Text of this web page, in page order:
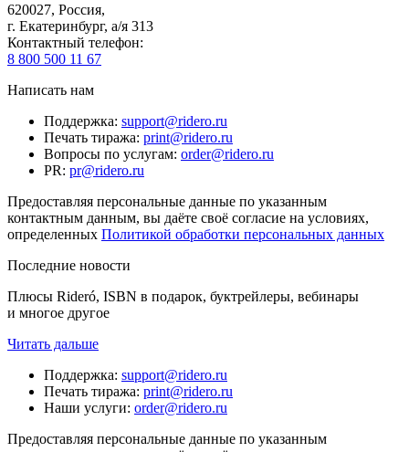
620027, Россия,
г. Екатеринбург, а/я 313
Контактный телефон:
8 800 500 11 67
Написать нам
Поддержка: support@ridero.ru
Печать тиража: print@ridero.ru
Вопросы по услугам: order@ridero.ru
PR: pr@ridero.ru
Предоставляя персональные данные по указанным
контактным данным, вы даёте своё согласие на условиях,
определенных Политикой обработки персональных данных
Последние новости
Плюсы Rideró, ISBN в подарок, буктрейлеры, вебинары
и многое другое
Читать дальше
Поддержка: support@ridero.ru
Печать тиража: print@ridero.ru
Наши услуги: order@ridero.ru
Предоставляя персональные данные по указанным